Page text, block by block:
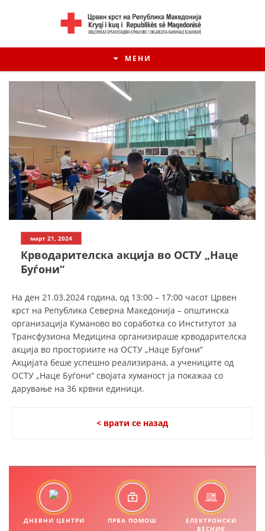
МЕНИ
ИСТОРИЈАТ НА ЦКРМ
СТРУКТУРА И ОРГАНИЗАЦИОНА ПОСТАВЕНОСТ – ОПШТИНСКА
КОНТАКТ ИНФОРМАЦИИ
ЗАКОН ЗА ЦКРМ
СТАТУТ НА ЦКРМ
РАКОВОДЕН ОДБОР
СОБРАНИЕ
СТРУКТУРА И ОРГАНИЗАЦИОНА ПОСТАВЕНОСТ
март 21, 2024
Крводарителска акција во ОСТУ „Наце
Буѓони“
На ден 21.03.2024 година, од 13:00 – 17:00 часот Црвен
крст на Република Северна Македонија – општинска
организација Куманово во соработка со Институтот за
Трансфузиона Медицина организираше крводарителска
акција во просториите на ОСТУ „Наце Буѓони“
Акцијата беше успешно реализирана, а учениците од
ОСТУ „Наце Буѓони“ својата хуманост ја покажаа со
дарување на 36 крвни единици.
< врати се назад
ДНЕВНИ ЦЕНТРИ ПРВА ПОМОШ
ЕЛЕКТРОНСКИ
ВЕСНИК